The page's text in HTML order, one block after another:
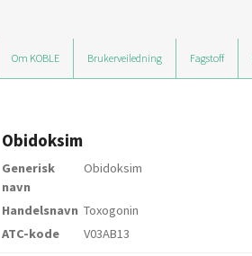
Om KOBLE Brukerveiledning Fagstoff
Obidoksim
Generisk
navn
Obidoksim
Handelsnavn Toxogonin
ATC-kode
V03AB13